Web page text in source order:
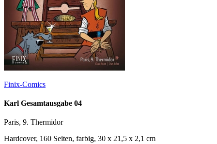
Finix-Comics
Karl Gesamtausgabe 04
Paris, 9. Thermidor
Hardcover, 160 Seiten, farbig, 30 x 21,5 x 2,1 cm